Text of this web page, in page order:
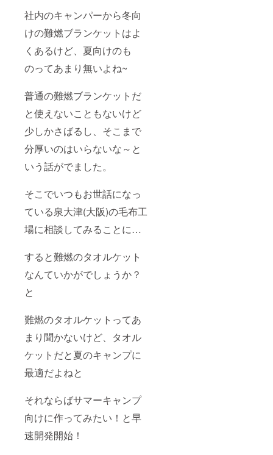
社内のキャンパーから冬向
けの難燃ブランケットはよ
くあるけど、夏向けのも
のってあまり無いよね~
普通の難燃ブランケットだ
と使えないこともないけど
少しかさばるし、そこまで
分厚いのはいらないな～と
いう話がでました。
そこでいつもお世話になっ
ている泉大津(大阪)の毛布工
場に相談してみることに…
すると難燃のタオルケット
なんていかがでしょうか？
と
難燃のタオルケットってあ
まり聞かないけど、タオル
ケットだと夏のキャンプに
最適だよねと
それならばサマーキャンプ
向けに作ってみたい！と早
速開発開始！